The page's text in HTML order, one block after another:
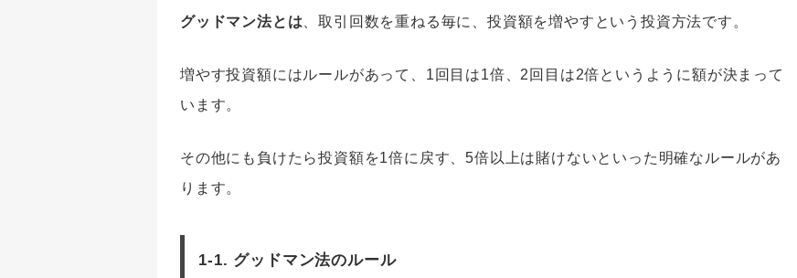
グッドマン法とは 、取引回数を重ねる毎に、投資額を増やすという投資方法です。
増やす投資額にはルールがあって、1回目は1倍、2回目は2倍というように額が決まって
います。
その他にも負けたら投資額を1倍に戻す、5倍以上は賭けないといった明確なルールがあ
ります。
1-1. グッドマン法のルール